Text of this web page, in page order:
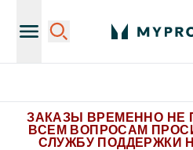
ЗАКАЗЫ ВРЕМЕННО НЕ
ВСЕМ ВОПРОСАМ
СЛУЖБУ ПОДДЕРЖКИ